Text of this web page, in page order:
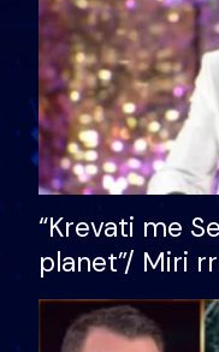
“Krevati me
planet”/ Miri
bukura në
mungojë